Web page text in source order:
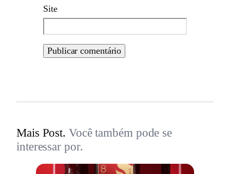
Site
Mais Post. Você também pode se
interessar por.